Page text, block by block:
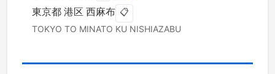
東京都 港区 西麻布 📋
TOKYO TO MINATO KU NISHIAZABU